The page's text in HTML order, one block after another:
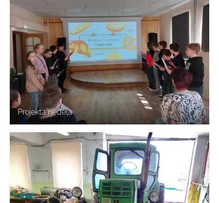
Projekta nedēļa